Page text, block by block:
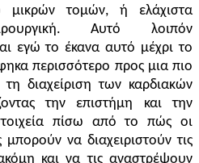
μικρών τομών, ή ελάχιστα
Αυτό λοιπόν
εγώ το έκανα αυτό μέχρι το
περισσότερο προς μια πιο
τη διαχείριση των καρδιακών
την επιστήμη και την
πίσω από το πώς οι
να διαχειριστούν τις
και να τις αναστρέψουν